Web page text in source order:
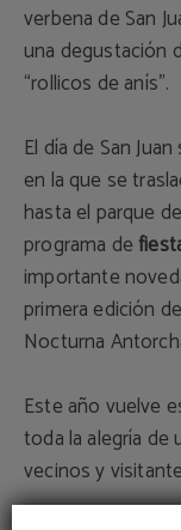
verbena de San
una degustación
“rollicos de anís”.
El día de San
en la que se
hasta el parque
programa de
importante
primera edición
Nocturna
Este año vuelve
toda la alegría de
vecinos y